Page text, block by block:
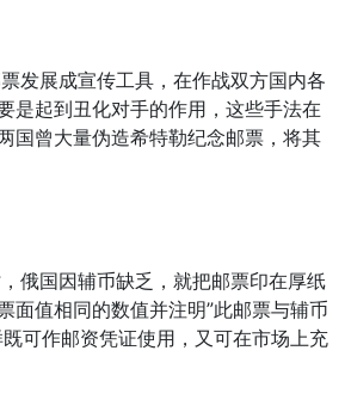
发展成宣传工具，在作战双方国内各
是起到丑化对手的作用，这些手法在
国曾大量伪造希特勒纪念邮票，将其
俄国因辅币缺乏，就把邮票印在厚纸
面值相同的数值并注明”此邮票与辅币
可作邮资凭证使用，又可在市场上充